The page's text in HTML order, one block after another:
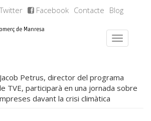
Facebook Contacte Blog
Jacob Petrus, director del programa
TVE, participarà en una jornada sobre
davant la crisi climàtica